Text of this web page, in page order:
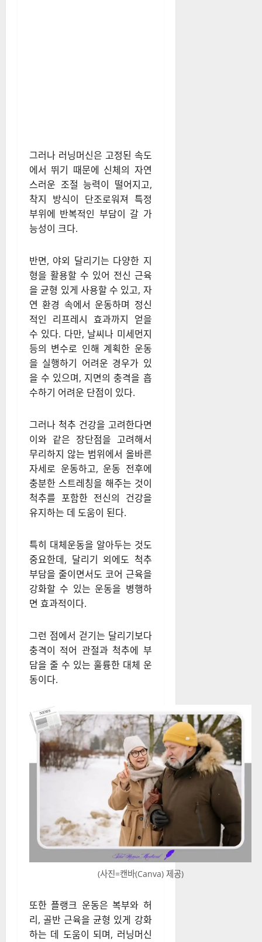
그러나 러닝머신은 고정된 속도
에서 뛰기 때문에 신체의 자연
스러운 조절 능력이 떨어지고,
착지 방식이 단조로워져 특정
부위에 반복적인 부담이 갈 가
능성이 크다.
반면, 야외 달리기는 다양한 지
형을 활용할 수 있어 전신 근육
을 균형 있게 사용할 수 있고, 자
연 환경 속에서 운동하며 정신
적인 리프레시 효과까지 얻을
수 있다. 다만, 날씨나 미세먼지
등의 변수로 인해 계획한 운동
을 실행하기 어려운 경우가 있
을 수 있으며, 지면의 충격을 흡
수하기 어려운 단점이 있다.
그러나 척추 건강을 고려한다면
이와 같은 장단점을 고려해서
무리하지 않는 범위에서 올바른
자세로 운동하고, 운동 전후에
충분한 스트레칭을 해주는 것이
척추를 포함한 전신의 건강을
유지하는 데 도움이 된다.
특히 대체운동을 알아두는 것도
중요한데, 달리기 외에도 척추
부담을 줄이면서도 코어 근육을
강화할 수 있는 운동을 병행하
면 효과적이다.
그런 점에서 걷기는 달리기보다
충격이 적어 관절과 척추에 부
담을 줄 수 있는 훌륭한 대체 운
동이다.
(사진=캔바(Canva) 제공)
또한 플랭크 운동은 복부와 허
리, 골반 근육을 균형 있게 강화
하는 데 도움이 되며, 러닝머신